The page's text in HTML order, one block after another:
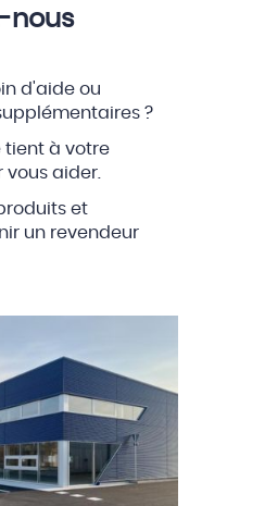
nous
d'aide ou
?
tient à votre
aider.
et
un revendeur